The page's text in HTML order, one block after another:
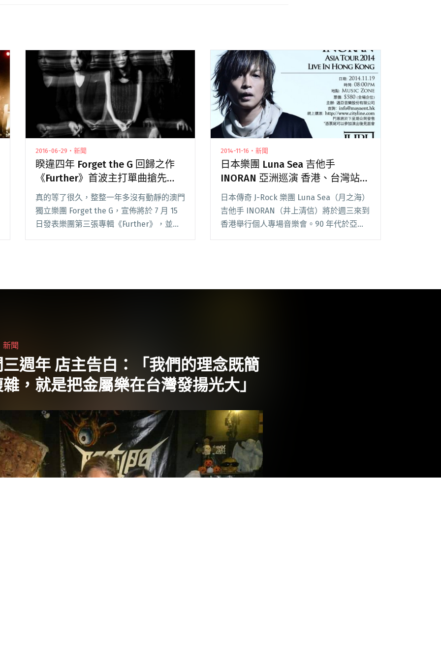
2016-06-29・新聞
睽違四年 Forget the G 回歸之作
《Further》首波主打單曲搶先
聽！
真的等了很久，整整一年多沒有動靜的澳門
獨立樂團 Forget the G，宣佈將於 7 月 15
日發表樂團第三張專輯《Further》，並釋
出首波主打單曲〈The Day〉。 被譽為當代
2014-11-16・新聞
日本樂團 Luna Sea 吉他手
INORAN 亞洲巡演 香港、台灣站本
周登場
日本傳奇 J-Rock 樂團 Luna Sea（月之海）
吉他手 INORAN（井上清信）將於週三來到
香港舉行個人專場音樂會。90 年代於亞洲
紅極一時的 Luna Sea，於 1989 年組成後
登場"
新聞
週年 店主告白：「我們的理念既簡
，就是把金屬樂在台灣發揚光大」